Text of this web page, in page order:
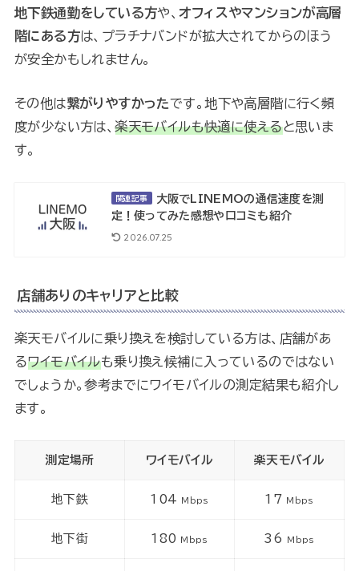
地下鉄通勤をしている方や、 オフィスやマンションが高層
階にある方は、プラチナバンドが拡大されてからのほう
が安全かもしれません。
その他は繋がりやすかったです。地下や高層階に行く頻
度が少ない方は、楽天モバイルも快適に使えると思いま
す。
関連記事
大阪でLINEMOの通信速度を測
定！使ってみた感想や口コミも紹介
2026.07.25
店舗ありのキャリアと比較
楽天モバイルに乗り換えを検討している方は、店舗があ
るワイモバイルも乗り換え候補に入っているのではない
でしょうか。参考までにワイモバイルの測定結果も紹介し
ます。
測定場所 ワイモバイル 楽天モバイル
地下鉄 104 Mbps 17 Mbps
地下街 180 Mbps 36 Mbps